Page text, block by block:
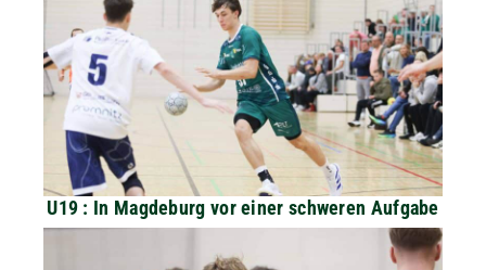
U19 : In Magdeburg vor einer schweren Aufgabe